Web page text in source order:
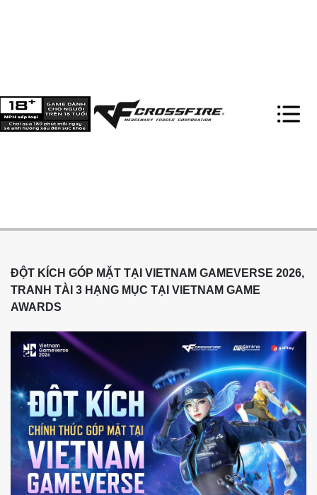
ĐỘT KÍCH GÓP MẶT TẠI VIETNAM GAMEVERSE 2026,
TRANH TÀI 3 HẠNG MỤC TẠI VIETNAM GAME
AWARDS